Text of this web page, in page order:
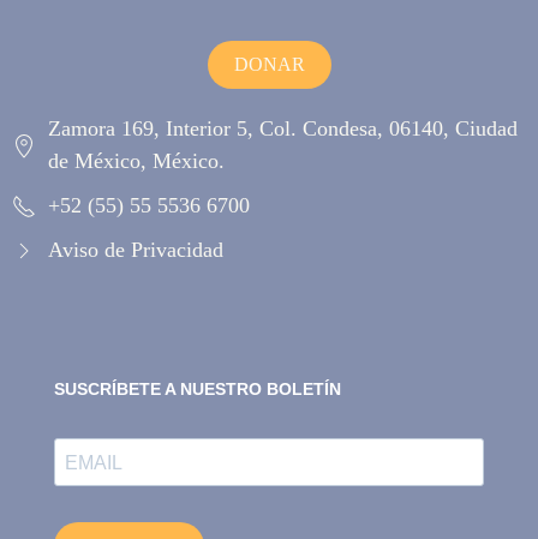
DONAR
Zamora 169, Interior 5, Col. Condesa, 06140, Ciudad
de México, México.
+52 (55) 55 5536 6700
Aviso de Privacidad